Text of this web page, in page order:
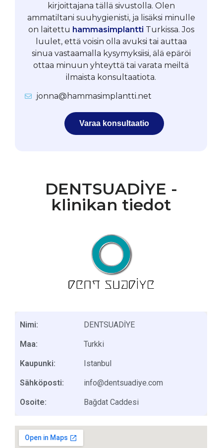
kirjoittajana tällä sivustolla. Olen
ammatiltani suuhygienisti, ja lisäksi minulle
on laitettu hammasimplantti Turkissa. Jos
luulet, että voisin olla avuksi tai auttaa
sinua vastaamalla kysymyksiisi, älä epäröi
ottaa minuun yhteyttä tai varata meiltä
ilmaista konsultaatiota.
jonna@hammasimplantti.net
Varaa konsultaatio
DENTSUADİYE -
klinikan tiedot
Nimi:
Maa:
Kaupunki:
Sähköposti:
Osoite:
DENTSUADİYE
Turkki
Istanbul
info@dentsuadiye.com
Bağdat Caddesi